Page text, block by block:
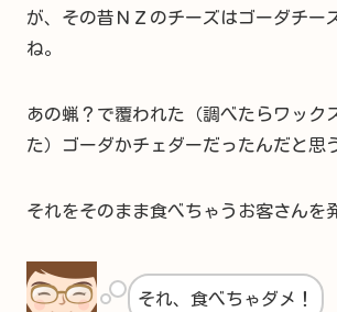
が、その昔ＮＺのチーズはゴーダチー
ね。
あの蝋？で覆われた（調べたらワック
た）ゴーダかチェダーだったんだと思
それをそのまま食べちゃうお客さんを
それ、食べちゃダメ！